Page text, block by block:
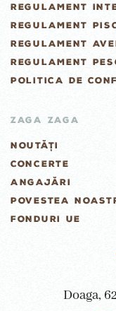
REGULAMENT
REGULAMENT
REGULAMENT
REGULAMENT
POLITICA DE
ZAGA ZAGA
NOUTĂȚI
CONCERTE
ANGAJĂRI
POVESTEA
FONDURI UE
Doaga,